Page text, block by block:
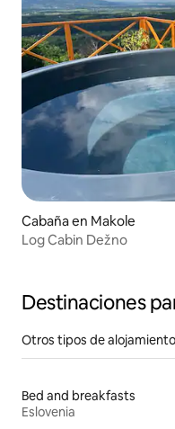
Cabaña en Makole
Log Cabin Dežno
Destinaciones
Otros tipos de
Bed and breakfasts
Eslovenia